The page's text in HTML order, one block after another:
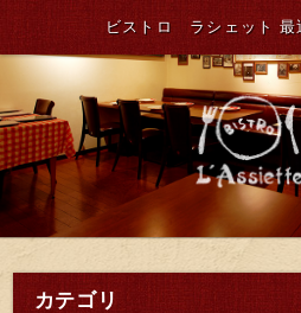
ビストロ ラシェット 最
カテゴリ